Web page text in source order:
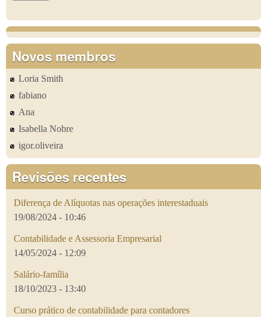
Novos membros
Loria Smith
fabiano
Ana
Isabella Nobre
igor.oliveira
Revisões recentes
Diferença de Alíquotas nas operações interestaduais
19/08/2024 - 10:46
Contabilidade e Assessoria Empresarial
14/05/2024 - 12:09
Salário-família
18/10/2023 - 13:40
Curso prático de contabilidade para contadores